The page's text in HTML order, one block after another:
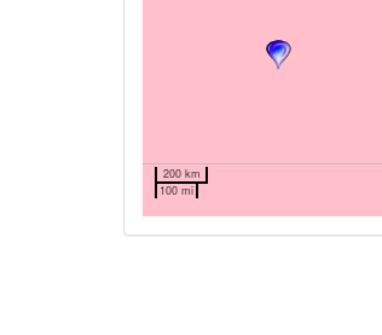
200 km
100 mi